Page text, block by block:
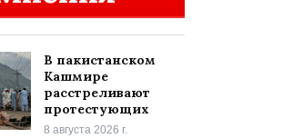
В пакистанском
Кашмире
расстреливают
протестующих
8 августа 2026 г.